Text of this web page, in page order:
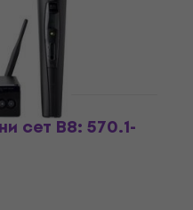
сет B8: 570.1-